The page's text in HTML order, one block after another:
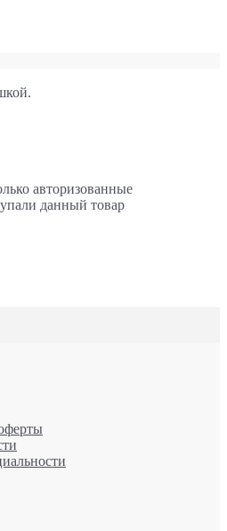
авторизованные
данный товар